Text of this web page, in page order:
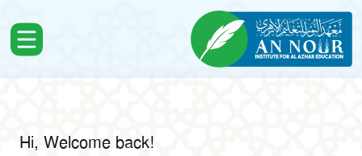
Hi, Welcome back!